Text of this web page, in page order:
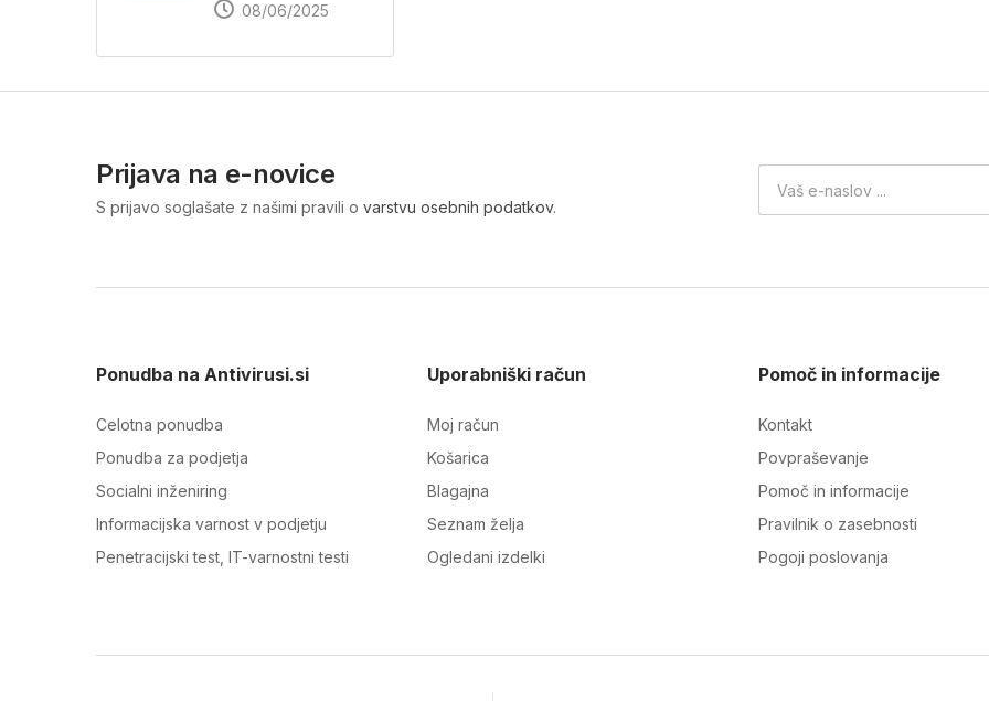
08/06/2025
Prijava na e-novice
S prijavo soglašate z našimi pravili o varstvu osebnih podatkov.
Ponudba na Antivirusi.si
Celotna ponudba
Ponudba za podjetja
Socialni inženiring
Informacijska varnost v podjetju
Penetracijski test, IT-varnostni testi
Uporabniški račun
Moj račun
Košarica
Blagajna
Seznam želja
Ogledani izdelki
Pomoč in informacije
Kontakt
Povpraševanje
Pomoč in informacije
Pravilnik o zasebnosti
Pogoji poslovanja